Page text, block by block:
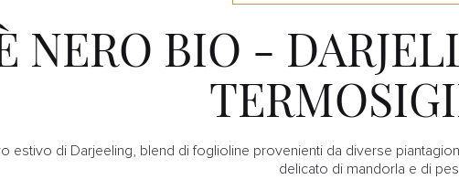
NERO BIO -
estivo di Darjeeling, blend di foglioline provenienti da diverse
delicato di mandorla e di